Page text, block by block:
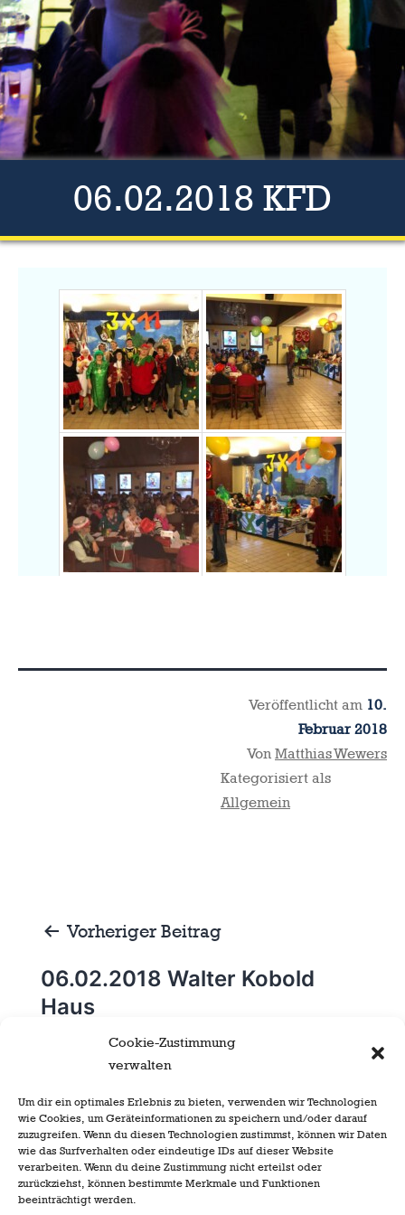
Cookie-Zustimmung
verwalten
Um dir ein optimales Erlebnis zu bieten, verwenden wir Technologien
wie Cookies, um Geräteinformationen zu speichern und/oder darauf
zuzugreifen. Wenn du diesen Technologien zustimmst, können wir Daten
wie das Surfverhalten oder eindeutige IDs auf dieser Website
verarbeiten. Wenn du deine Zustimmung nicht erteilst oder
zurückziehst, können bestimmte Merkmale und Funktionen
beeinträchtigt werden.
06.02.2018 KFD
Veröffentlicht am 10.
Februar 2018
Von Matthias Wewers
Kategorisiert als
Allgemein
Beitragsnavigation
Vorheriger Beitrag
06.02.2018 Walter Kobold
Haus
07.02.2018 Tingeltour am
Mittwoch